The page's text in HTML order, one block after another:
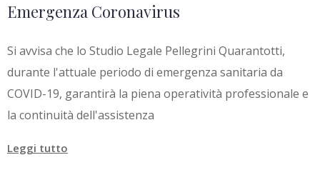
Emergenza Coronavirus
Si avvisa che lo Studio Legale Pellegrini Quarantotti,
durante l'attuale periodo di emergenza sanitaria da
COVID-19, garantirà la piena operatività professionale e
la continuità dell'assistenza
Leggi tutto